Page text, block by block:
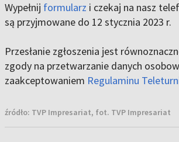
Wypełnij formularz i czekaj na nasz
są przyjmowane do 12 stycznia 2023 r.
Przesłanie zgłoszenia jest
zgody na przetwarzanie danych
zaakceptowaniem Regulaminu
źródło: TVP Impresariat, fot. TVP Impresariat